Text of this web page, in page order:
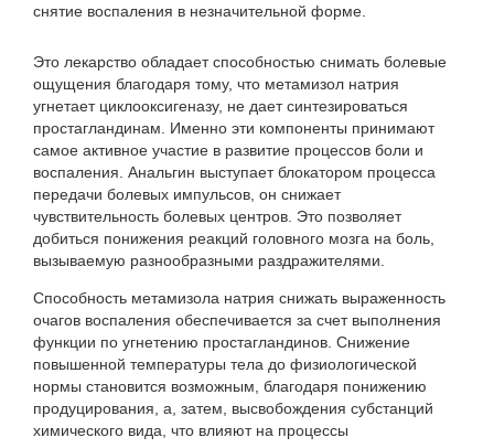
снятие воспаления в незначительной форме.
Это лекарство обладает способностью снимать болевые
ощущения благодаря тому, что метамизол натрия
угнетает циклооксигеназу, не дает синтезироваться
простагландинам. Именно эти компоненты принимают
самое активное участие в развитие процессов боли и
воспаления. Анальгин выступает блокатором процесса
передачи болевых импульсов, он снижает
чувствительность болевых центров. Это позволяет
добиться понижения реакций головного мозга на боль,
вызываемую разнообразными раздражителями.
Способность метамизола натрия снижать выраженность
очагов воспаления обеспечивается за счет выполнения
функции по угнетению простагландинов. Снижение
повышенной температуры тела до физиологической
нормы становится возможным, благодаря понижению
продуцирования, а, затем, высвобождения субстанций
химического вида, что влияют на процессы